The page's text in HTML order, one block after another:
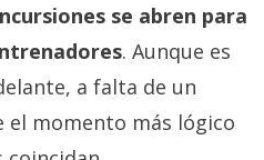
se abren para
. Aunque es
a falta de un
el momento más lógico